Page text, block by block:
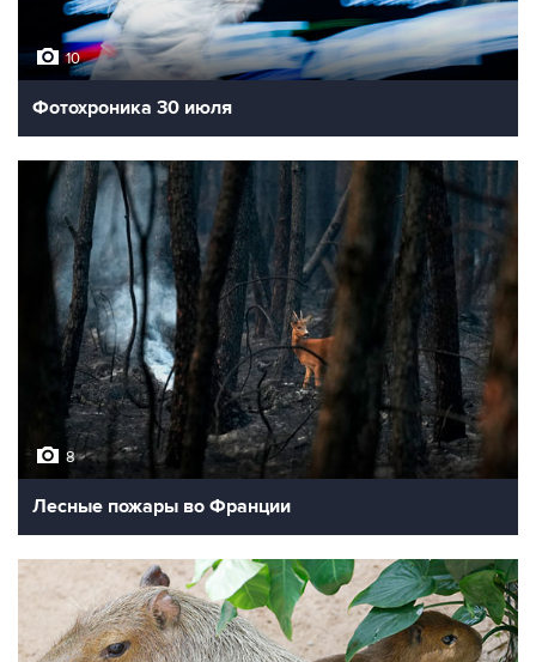
10
Фотохроника 30 июля
8
Лесные пожары во Франции